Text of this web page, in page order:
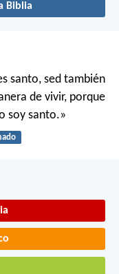
Biblia
santo, sed también
de vivir, porque
soy santo.»